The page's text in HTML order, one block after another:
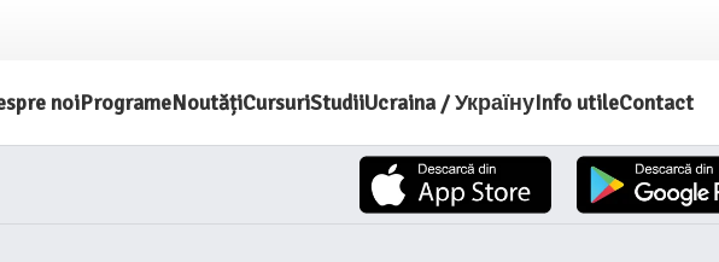
noiProgrameNoutățiCursuriStudiiUcraina / УкраїнуInfo utileContact